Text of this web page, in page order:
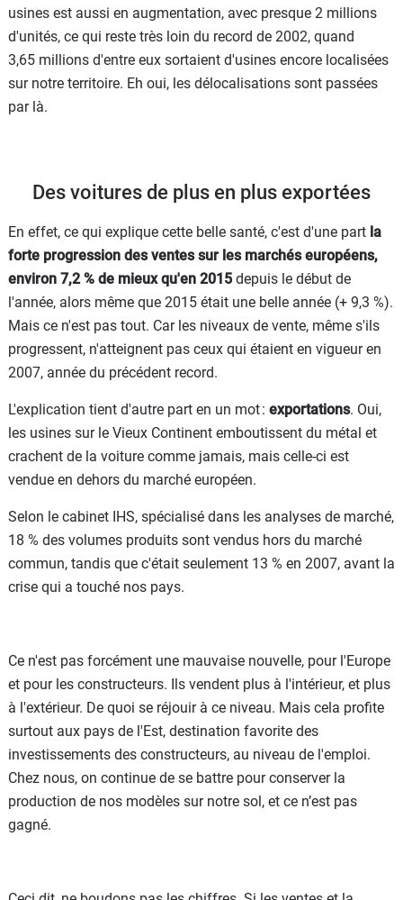
usines est aussi en augmentation, avec presque 2 millions
d'unités, ce qui reste très loin du record de 2002, quand
3,65 millions d'entre eux sortaient d'usines encore localisées
sur notre territoire. Eh oui, les délocalisations sont passées
par là.
Des voitures de plus en plus exportées
En effet, ce qui explique cette belle santé, c'est d'une part la
forte progression des ventes sur les marchés européens,
environ 7,2 % de mieux qu'en 2015 depuis le début de
l'année, alors même que 2015 était une belle année (+ 9,3 %).
Mais ce n'est pas tout. Car les niveaux de vente, même s'ils
progressent, n'atteignent pas ceux qui étaient en vigueur en
2007, année du précédent record.
L'explication tient d'autre part en un mot : exportations. Oui,
les usines sur le Vieux Continent emboutissent du métal et
crachent de la voiture comme jamais, mais celle-ci est
vendue en dehors du marché européen.
Selon le cabinet IHS, spécialisé dans les analyses de marché,
18 % des volumes produits sont vendus hors du marché
commun, tandis que c'était seulement 13 % en 2007, avant la
crise qui a touché nos pays.
Ce n'est pas forcément une mauvaise nouvelle, pour l'Europe
et pour les constructeurs. Ils vendent plus à l'intérieur, et plus
à l'extérieur. De quoi se réjouir à ce niveau. Mais cela profite
surtout aux pays de l'Est, destination favorite des
investissements des constructeurs, au niveau de l'emploi.
Chez nous, on continue de se battre pour conserver la
production de nos modèles sur notre sol, et ce n’est pas
gagné.